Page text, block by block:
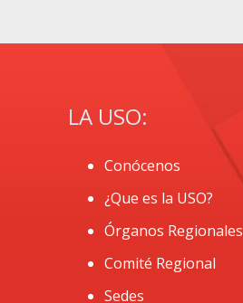
LA USO:
Conócenos
¿Que es la USO?
Órganos Regionales
Comité Regional
Sedes